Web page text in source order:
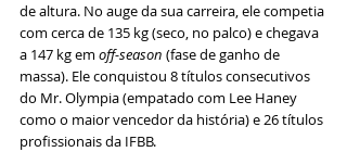
de altura. No auge da sua carreira, ele competia
com cerca de 135 kg (seco, no palco) e chegava
a 147 kg em off-season (fase de ganho de
massa). Ele conquistou 8 títulos consecutivos
do Mr. Olympia (empatado com Lee Haney
como o maior vencedor da história) e 26 títulos
profissionais da IFBB.